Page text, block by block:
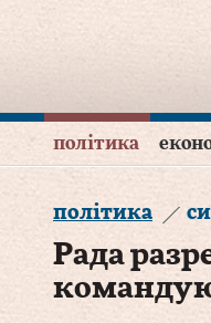
політика
політика
Рада